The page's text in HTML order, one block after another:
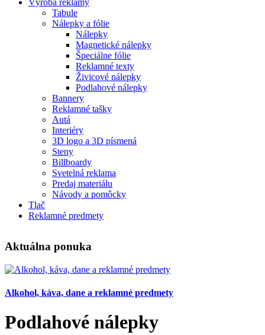
Výroba reklamy
Tabule
Nálepky a fólie
Nálepky
Magnetické nálepky
Špeciálne fólie
Reklamné texty
Živicové nálepky
Podlahové nálepky
Bannery
Reklamné tašky
Autá
Interiéry
3D logo a 3D písmená
Steny
Billboardy
Svetelná reklama
Predaj materiálu
Návody a pomôcky
Tlač
Reklamné predmety
Aktuálna ponuka
Alkohol, káva, dane a reklamné predmety
Podlahové nálepky